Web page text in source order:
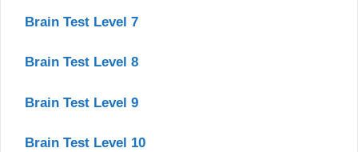
Brain Test Level 7
Brain Test Level 8
Brain Test Level 9
Brain Test Level 10